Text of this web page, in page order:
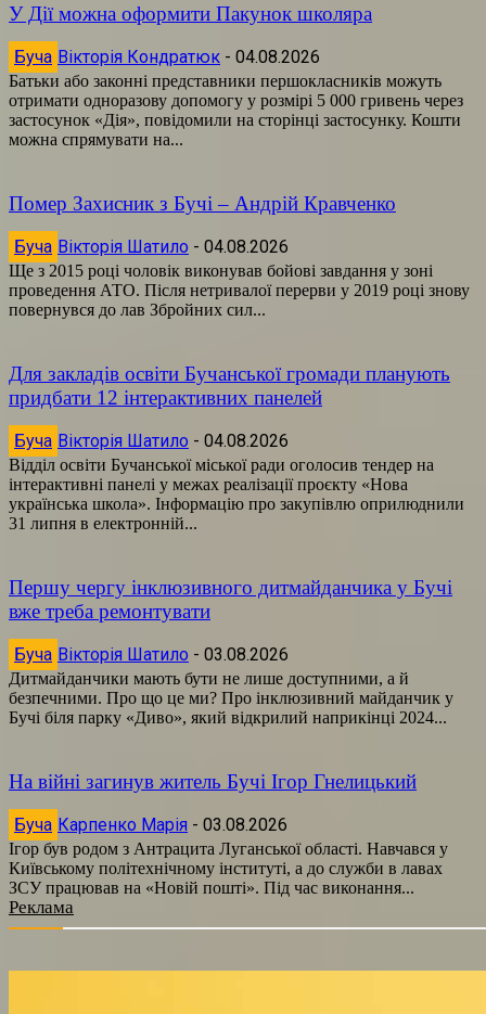
У Дії можна оформити Пакунок школяра
Буча Вікторія Кондратюк - 04.08.2026
Батьки або законні представники першокласників можуть
отримати одноразову допомогу у розмірі 5 000 гривень через
застосунок «Дія», повідомили на сторінці застосунку. Кошти
можна спрямувати на...
Помер Захисник з Бучі – Андрій Кравченко
Буча Вікторія Шатило - 04.08.2026
Ще з 2015 році чоловік виконував бойові завдання у зоні
проведення АТО. Після нетривалої перерви у 2019 році знову
повернувся до лав Збройних сил...
Для закладів освіти Бучанської громади планують
придбати 12 інтерактивних панелей
Буча Вікторія Шатило - 04.08.2026
Відділ освіти Бучанської міської ради оголосив тендер на
інтерактивні панелі у межах реалізації проєкту «Нова
українська школа». Інформацію про закупівлю оприлюднили
31 липня в електронній...
Першу чергу інклюзивного дитмайданчика у Бучі
вже треба ремонтувати
Буча Вікторія Шатило - 03.08.2026
Дитмайданчики мають бути не лише доступними, а й
безпечними. Про що це ми? Про інклюзивний майданчик у
Бучі біля парку «Диво», який відкрилий наприкінці 2024...
На війні загинув житель Бучі Ігор Гнелицький
Буча Карпенко Марія - 03.08.2026
Ігор був родом з Антрацита Луганської області. Навчався у
Київському політехнічному інституті, а до служби в лавах
ЗСУ працював на «Новій пошті». Під час виконання...
Реклама